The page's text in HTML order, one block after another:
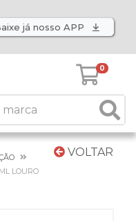
já nosso APP
0
VOLTAR
LOURO